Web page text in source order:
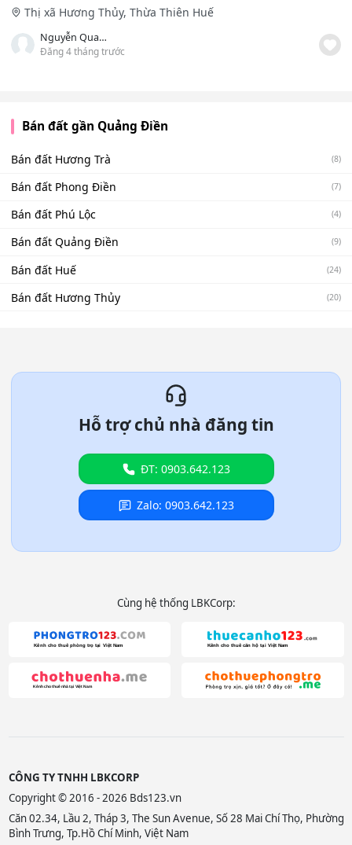
Thị xã Hương Thủy, Thừa Thiên Huế
Nguyễn Quang Trường Tín
Đăng 4 tháng trước
Bán đất gần Quảng Điền
Bán đất Hương Trà (8)
Bán đất Phong Điền (7)
Bán đất Phú Lộc (4)
Bán đất Quảng Điền (9)
Bán đất Huế (24)
Bán đất Hương Thủy (20)
Hỗ trợ chủ nhà đăng tin
ĐT: 0903.642.123
Zalo: 0903.642.123
Cùng hệ thống LBKCorp:
CÔNG TY TNHH LBKCORP
Copyright © 2016 - 2026 Bds123.vn
Căn 02.34, Lầu 2, Tháp 3, The Sun Avenue, Số 28 Mai Chí Thọ, Phường
Bình Trưng, Tp.Hồ Chí Minh, Việt Nam